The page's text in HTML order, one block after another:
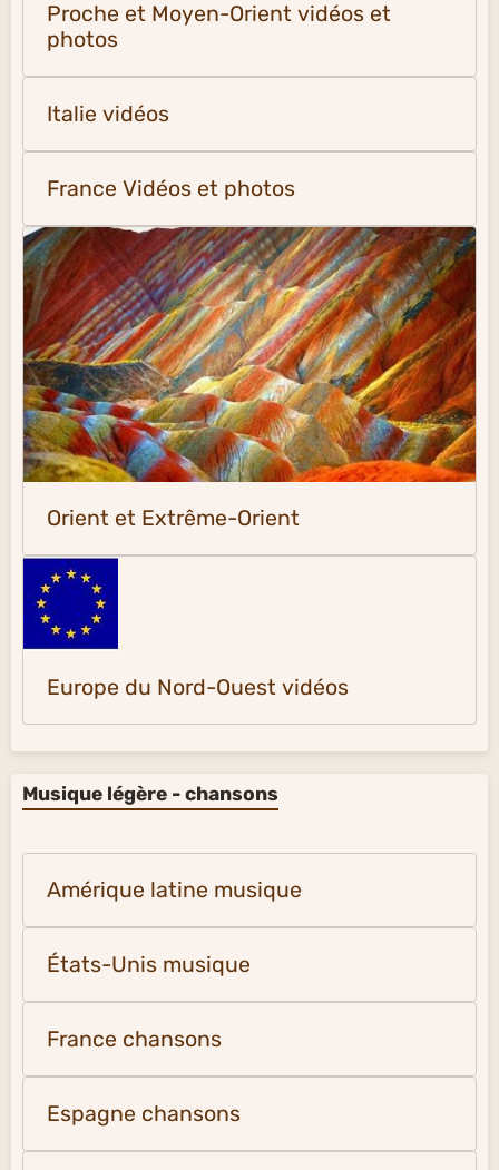
Proche et Moyen-Orient vidéos et
photos
Italie vidéos
France Vidéos et photos
Orient et Extrême-Orient
Europe du Nord-Ouest vidéos
Musique légère - chansons
Amérique latine musique
États-Unis musique
France chansons
Espagne chansons